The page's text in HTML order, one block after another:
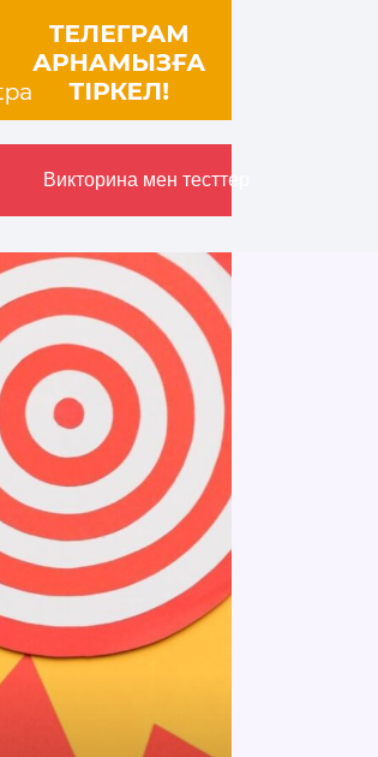
Викторина мен тесттер